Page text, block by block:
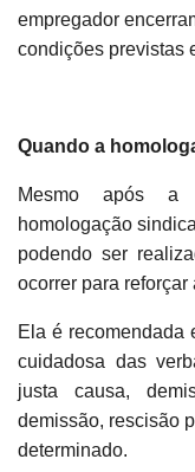
empregador
condições previstas
Quando a
Mesmo após a
homologação
podendo ser
ocorrer para
Ela é recomendada
cuidadosa das
justa causa,
demissão, rescisão
determinado.